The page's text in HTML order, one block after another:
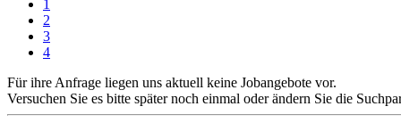
1
2
3
4
Für ihre Anfrage liegen uns aktuell keine Jobangebote vor.
Versuchen Sie es bitte später noch einmal oder ändern Sie die